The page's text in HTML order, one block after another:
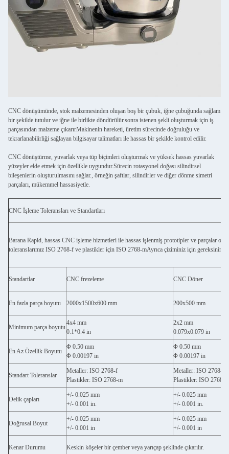
CNC dönüşümünde, stok malzemesinden oluşan boş bir çubuk, iğne çubuğunda sağlam
bir şekilde tutulur ve iğne ile birlikte döndürülür.sonra istenen şekli oluşturmak için iş
parçasından malzeme çıkarırMakinenin hareketi, üretim sürecinde doğruluğu ve
tekrarlanabilirliği sağlayan bilgisayar talimatları ile hassas bir şekilde kontrol edilir.
CNC dönüştürme, yuvarlak veya tüp biçimleri oluşturmak ve yüksek hassas yuvarlak
yüzeyler elde etmek için özellikle uygundur.Sürecin rotasyonel doğası silindirsel
bileşenlerin oluşturulmasını sağlar., örneğin şaftlar, silindirler ve diğer dönme simetri
parçaları, mükemmel hassasiyetle.
CNC İşleme Toleransları ve Standartları
Barana Rapid, hassas CNC işleme hizmetleri ile hassas işlenmiş prototipler ve parçalar
toleranslarımız ISO 2768-f ve plastikler için ISO 2768-mAyrıca çiziminiz için
Standartlar CNC frezeleme CNC Döner
En fazla parça boyutu 2000x1500x600 mm 200x500 mm
Minimum parça boyutu
4x4 mm
0.1*0.4 in
2x2 mm
0.079x0.079 in
En Az Özellik Boyutu
Φ 0.50 mm
Φ 0.00197 in
Φ 0.50 mm
Φ 0.00197 in
Standart Toleranslar
Metaller: ISO 2768-f
Plastikler: ISO 2768-m
Metaller: ISO 2768-f
Plastikler: ISO 2768-m
Delik çapları
+/- 0.025 mm
+/- 0.001 in.
+/- 0.025 mm
+/- 0.001 in.
Doğrusal Boyut
+/- 0.025 mm
+/- 0.001 in
+/- 0.025 mm
+/- 0.001 in
Kenar Durumu Keskin köşeler bir çember veya yarıçap şeklinde çıkarılır.